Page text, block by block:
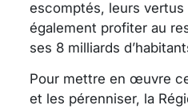
escomptés, leurs
également profiter au
ses 8 milliards
Pour mettre en œuvre
et les pérenniser, la